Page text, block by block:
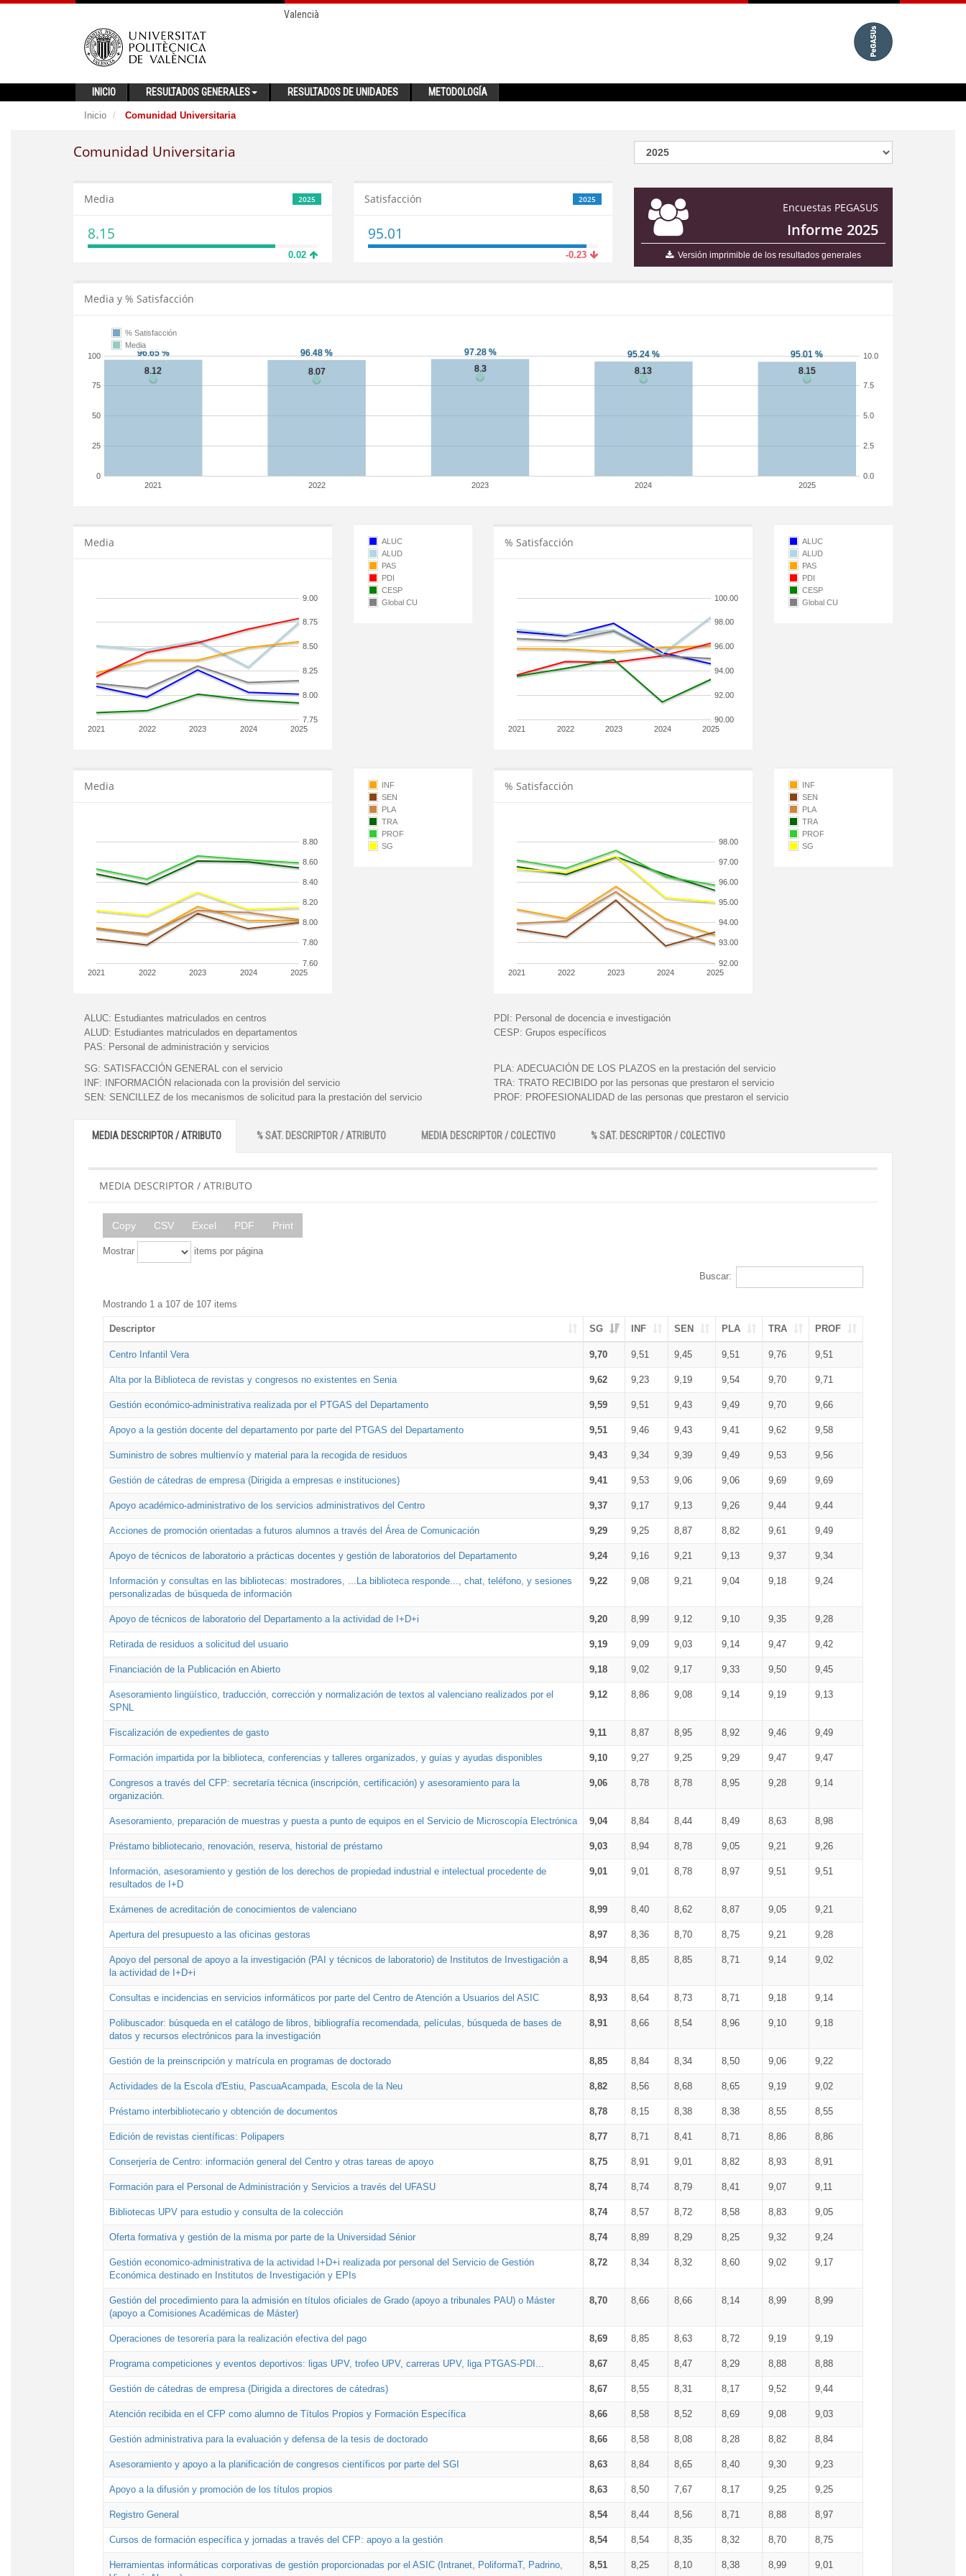
Valencià
INICIO RESULTADOS GENERALES RESULTADOS DE UNIDADES METODOLOGÍA
Inicio Comunidad Universitaria
Comunidad Universitaria
Encuestas PEGASUS
Informe 2025
Versión imprimible de los resultados generales
2025
Media
8.15
0.02
2025
Satisfacción
95.01
-0.23
Media y % Satisfacción
2021 2022 2023 2024 2025
0
25
50
75
100
0.0
2.5
5.0
7.5
10.0
% Satisfacción
Media
Media
2021 2022 2023 2024 2025
7.75
8.00
8.25
8.50
8.75
9.00
ALUC
ALUD
PAS
PDI
CESP
Global CU
% Satisfacción
2021 2022 2023 2024 2025
90.00
92.00
94.00
96.00
98.00
100.00
ALUC
ALUD
PAS
PDI
CESP
Global CU
Media
2021 2022 2023 2024 2025
7.60
7.80
8.00
8.20
8.40
8.60
8.80
INF
SEN
PLA
TRA
PROF
SG
% Satisfacción
2021 2022 2023 2024 2025
92.00
93.00
94.00
95.00
96.00
97.00
98.00
INF
SEN
PLA
TRA
PROF
SG
ALUC: Estudiantes matriculados en centros
ALUD: Estudiantes matriculados en departamentos
PAS: Personal de administración y servicios
PDI: Personal de docencia e investigación
CESP: Grupos específicos
SG: SATISFACCIÓN GENERAL con el servicio
INF:
INFORMACIÓN relacionada con la provisión del servicio
SEN: SENCILLEZ de los mecanismos de solicitud para la prestación del servicio
PLA: ADECUACIÓN DE LOS PLAZOS en la prestación del servicio
TRA: TRATO RECIBIDO por las personas que prestaron el servicio
PROF: PROFESIONALIDAD de las personas que prestaron el servicio
MEDIA DESCRIPTOR / ATRIBUTO % SAT. DESCRIPTOR / ATRIBUTO MEDIA DESCRIPTOR / COLECTIVO % SAT. DESCRIPTOR / COLECTIVO
MEDIA DESCRIPTOR / ATRIBUTO
Copy CSV Excel PDF Print
Mostrar items por página
Buscar:
Mostrando 1 a 107 de 107 items
Descriptor SG INF SEN PLA TRA PROF
Centro Infantil Vera 9,70 9,51 9,45 9,51 9,76 9,51
Alta por la Biblioteca de revistas y congresos no existentes en Senia 9,62 9,23 9,19 9,54 9,70 9,71
Gestión económico-administrativa realizada por el PTGAS del Departamento 9,59 9,51 9,43 9,49 9,70 9,66
Apoyo a la gestión docente del departamento por parte del PTGAS del Departamento 9,51 9,46 9,43 9,41 9,62 9,58
Suministro de sobres multienvío y material para la recogida de residuos 9,43 9,34 9,39 9,49 9,53 9,56
Gestión de cátedras de empresa (Dirigida a empresas e instituciones) 9,41 9,53 9,06 9,06 9,69 9,69
Apoyo académico-administrativo de los servicios administrativos del Centro 9,37 9,17 9,13 9,26 9,44 9,44
Acciones de promoción orientadas a futuros alumnos a través del Área de Comunicación 9,29 9,25 8,87 8,82 9,61 9,49
Apoyo de técnicos de laboratorio a prácticas docentes y gestión de laboratorios del Departamento 9,24 9,16 9,21 9,13 9,37 9,34
Información y consultas en las bibliotecas: mostradores, ...La biblioteca responde..., chat, teléfono, y sesiones
personalizadas de búsqueda de información
9,22 9,08 9,21 9,04 9,18 9,24
Apoyo de técnicos de laboratorio del Departamento a la actividad de I+D+i 9,20 8,99 9,12 9,10 9,35 9,28
Retirada de residuos a solicitud del usuario 9,19 9,09 9,03 9,14 9,47 9,42
Financiación de la Publicación en Abierto 9,18 9,02 9,17 9,33 9,50 9,45
Asesoramiento lingüístico, traducción, corrección y normalización de textos al valenciano realizados por el
SPNL
9,12 8,86 9,08 9,14 9,19 9,13
Fiscalización de expedientes de gasto 9,11 8,87 8,95 8,92 9,46 9,49
Formación impartida por la biblioteca, conferencias y talleres organizados, y guías y ayudas disponibles 9,10 9,27 9,25 9,29 9,47 9,47
Congresos a través del CFP: secretaría técnica (inscripción, certificación) y asesoramiento para la
organización.
9,06 8,78 8,78 8,95 9,28 9,14
Asesoramiento, preparación de muestras y puesta a punto de equipos en el Servicio de Microscopía Electrónica 9,04 8,84 8,44 8,49 8,63 8,98
Préstamo bibliotecario, renovación, reserva, historial de préstamo 9,03 8,94 8,78 9,05 9,21 9,26
Información, asesoramiento y gestión de los derechos de propiedad industrial e intelectual procedente de
resultados de I+D
9,01 9,01 8,78 8,97 9,51 9,51
Exámenes de acreditación de conocimientos de valenciano 8,99 8,40 8,62 8,87 9,05 9,21
Apertura del presupuesto a las oficinas gestoras 8,97 8,36 8,70 8,75 9,21 9,28
Apoyo del personal de apoyo a la investigación (PAI y técnicos de laboratorio) de Institutos de Investigación a
la actividad de I+D+i
8,94 8,85 8,85 8,71 9,14 9,02
Consultas e incidencias en servicios informáticos por parte del Centro de Atención a Usuarios del ASIC 8,93 8,64 8,73 8,71 9,18 9,14
Polibuscador: búsqueda en el catálogo de libros, bibliografía recomendada, películas, búsqueda de bases de
datos y recursos electrónicos para la investigación
8,91 8,66 8,54 8,96 9,10 9,18
Gestión de la preinscripción y matrícula en programas de doctorado 8,85 8,84 8,34 8,50 9,06 9,22
Actividades de la Escola d'Estiu, PascuaAcampada, Escola de la Neu 8,82 8,56 8,68 8,65 9,19 9,02
Préstamo interbibliotecario y obtención de documentos 8,78 8,15 8,38 8,38 8,55 8,55
Edición de revistas científicas: Polipapers 8,77 8,71 8,41 8,71 8,86 8,86
Conserjería de Centro: información general del Centro y otras tareas de apoyo 8,75 8,91 9,01 8,82 8,93 8,91
Formación para el Personal de Administración y Servicios a través del UFASU 8,74 8,74 8,79 8,41 9,07 9,11
Bibliotecas UPV para estudio y consulta de la colección 8,74 8,57 8,72 8,58 8,83 9,05
Oferta formativa y gestión de la misma por parte de la Universidad Sénior 8,74 8,89 8,29 8,25 9,32 9,24
Gestión economico-administrativa de la actividad I+D+i realizada por personal del Servicio de Gestión
Económica destinado en Institutos de Investigación y EPIs
8,72 8,34 8,32 8,60 9,02 9,17
Gestión del procedimiento para la admisión en títulos oficiales de Grado (apoyo a tribunales PAU) o Máster
(apoyo a Comisiones Académicas de Máster)
8,70 8,66 8,66 8,14 8,99 8,99
Operaciones de tesorería para la realización efectiva del pago 8,69 8,85 8,63 8,72 9,19 9,19
Programa competiciones y eventos deportivos: ligas UPV, trofeo UPV, carreras UPV, liga PTGAS-PDI... 8,67 8,45 8,47 8,29 8,88 8,88
Gestión de cátedras de empresa (Dirigida a directores de cátedras) 8,67 8,55 8,31 8,17 9,52 9,44
Atención recibida en el CFP como alumno de Títulos Propios y Formación Específica 8,66 8,58 8,52 8,69 9,08 9,03
Gestión administrativa para la evaluación y defensa de la tesis de doctorado 8,66 8,58 8,08 8,28 8,82 8,84
Asesoramiento y apoyo a la planificación de congresos científicos por parte del SGI 8,63 8,84 8,65 8,40 9,30 9,23
Apoyo a la difusión y promoción de los títulos propios 8,63 8,50 7,67 8,17 9,25 9,25
Registro General 8,54 8,44 8,56 8,71 8,88 8,97
Cursos de formación específica y jornadas a través del CFP: apoyo a la gestión 8,54 8,54 8,35 8,32 8,70 8,75
Herramientas informáticas corporativas de gestión proporcionadas por el ASIC (Intranet, PoliformaT, Padrino,
8,51 8,25 8,10 8,38 8,99 9,01